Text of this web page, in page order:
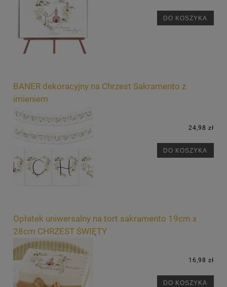
DO KOSZYKA
BANER dekoracyjny na Chrzest Sakramento z
imieniem
24,98 zł
DO KOSZYKA
Opłatek uniwersalny na tort sakramento 19cm x
28cm CHRZEST ŚWIĘTY
16,98 zł
DO KOSZYKA